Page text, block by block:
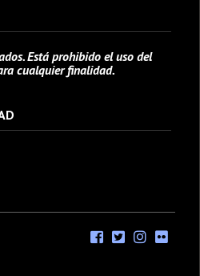
Está prohibido el uso del
cualquier finalidad.